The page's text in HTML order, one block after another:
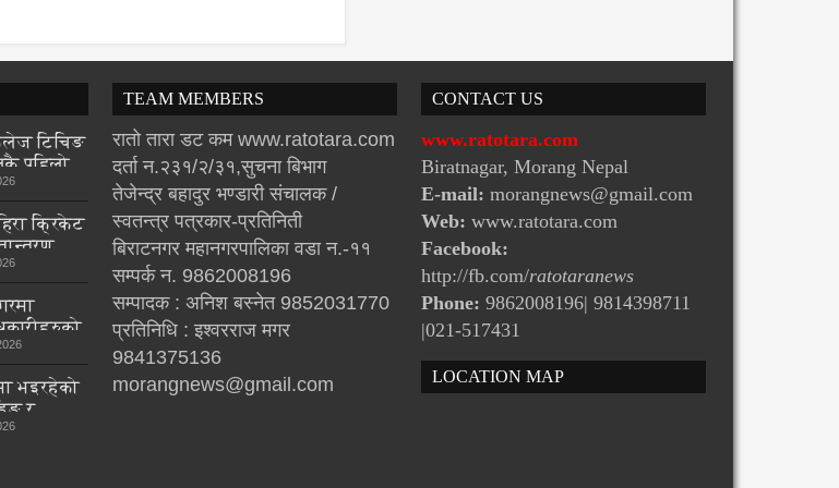
टिचिङ
पहिलो
हुने, तीन
क्रिकेट
भइरहेको
र
TEAM MEMBERS
रातो तारा डट कम www.ratotara.com
दर्ता न.२३१/२/३१,सुचना बिभाग
तेजेन्द्र बहादुर भण्डारी संचालक /
स्वतन्त्र पत्रकार-प्रतिनिती
बिराटनगर महानगरपालिका वडा न.-११
सम्पर्क न. 9862008196
सम्पादक : अनिश बस्नेत 9852031770
प्रतिनिधि : इश्वरराज मगर
9841375136
morangnews@gmail.com
CONTACT US
www.ratotara.com
Biratnagar, Morang Nepal
E-mail: morangnews@gmail.com
Web: www.ratotara.com
Facebook:
http://fb.com/ratotaranews
Phone:9862008196| 9814398711
|021-517431
LOCATION MAP